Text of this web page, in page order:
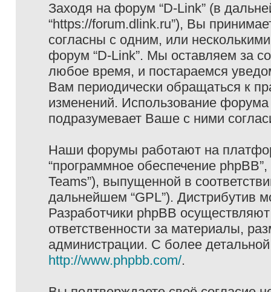
Заходя на форум “D-Link” (в
“https://forum.dlink.ru”), Вы
согласны с одним, или
форум “D-Link”. Мы оставляем за
любое время, и постараемся
Вам периодически обращаться к
изменений. Использование
подразумевает Ваше с ними
Наши форумы работают на
“программное обеспечение
Teams”), выпущенной в
дальнейшем “GPL”). Дистрибутив
Разработчики phpBB
ответственности за материалы,
администрации. С более
http://www.phpbb.com/.